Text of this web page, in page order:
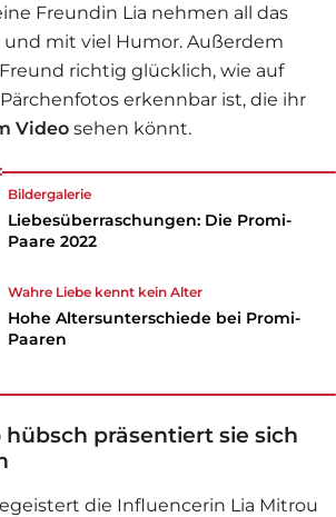
Freundin Lia nehmen all das
und mit viel Humor. Außerdem
richtig glücklich, wie auf
erkennbar ist, die ihr
Video sehen könnt.
Bildergalerie
Liebesüberraschungen: Die Promi-
Paare 2022
Wahre Liebe kennt kein Alter
Hohe Altersunterschiede bei Promi-
Paaren
hübsch präsentiert sie sich
die Influencerin Lia Mitrou